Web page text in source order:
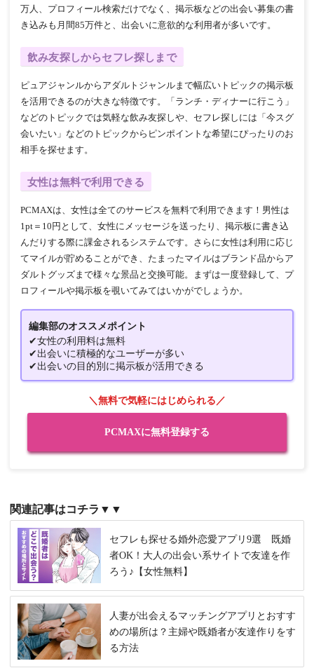
万人、プロフィール検索だけでなく、掲示板などの出会い募集の書
き込みも月間85万件と、出会いに意欲的な利用者が多いです。
飲み友探しからセフレ探しまで
ピュアジャンルからアダルトジャンルまで幅広いトピックの掲示板
を活用できるのが大きな特徴です。「ランチ・ディナーに行こう」
などのトピックでは気軽な飲み友探しや、セフレ探しには「今スグ
会いたい」などのトピックからピンポイントな希望にぴったりのお
相手を探せます。
女性は無料で利用できる
PCMAXは、女性は全てのサービスを無料で利用できます！男性は
1pt＝10円として、女性にメッセージを送ったり、掲示板に書き込
んだりする際に課金されるシステムです。さらに女性は利用に応じ
てマイルが貯めることができ、たまったマイルはブランド品からア
ダルトグッズまで様々な景品と交換可能。まずは一度登録して、プ
ロフィールや掲示板を覗いてみてはいかがでしょうか。
編集部のオススメポイント
✔女性の利用料は無料
✔出会いに積極的なユーザーが多い
✔出会いの目的別に掲示板が活用できる
＼無料で気軽にはじめられる／
PCMAXに無料登録する
関連記事はコチラ▼▼
セフレも探せる婚外恋愛アプリ9選 既婚
者OK！大人の出会い系サイトで友達を作
ろう♪【女性無料】
人妻が出会えるマッチングアプリとおすす
めの場所は？主婦や既婚者が友達作りをす
る方法